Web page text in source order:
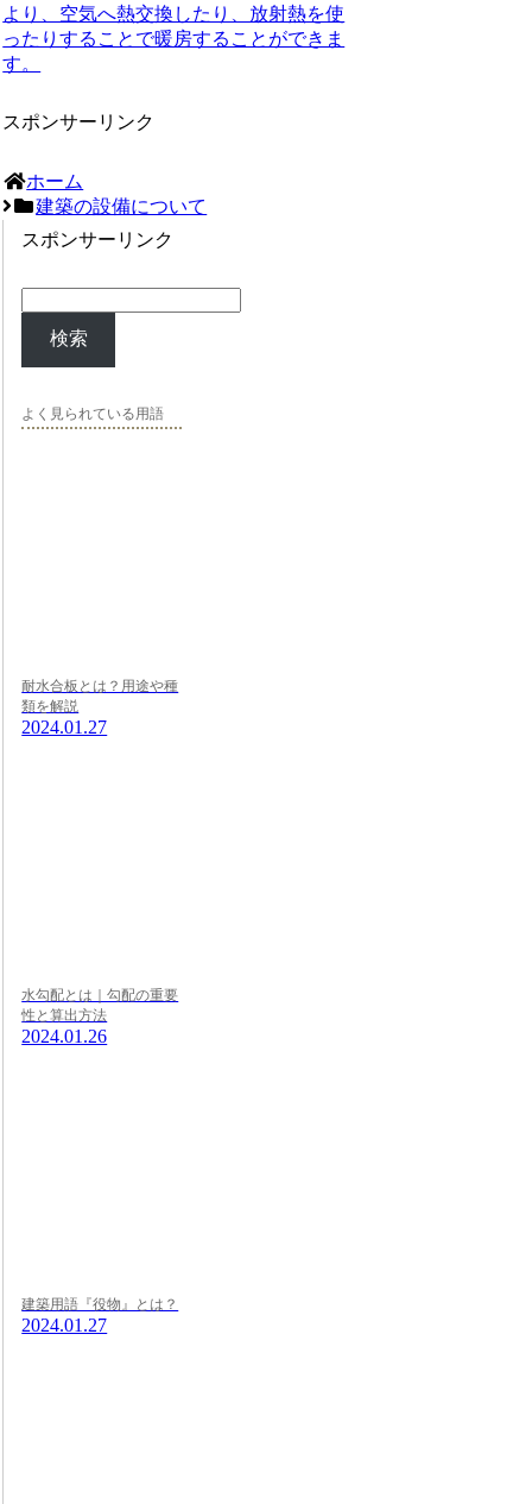
より、空気へ熱交換したり、放射熱を使
ったりすることで暖房することができま
す。
スポンサーリンク
ホーム
建築の設備について
スポンサーリンク
検索
よく見られている用語
耐水合板とは？用途や種
類を解説
2024.01.27
水勾配とは｜勾配の重要
性と算出方法
2024.01.26
建築用語『役物』とは？
2024.01.27